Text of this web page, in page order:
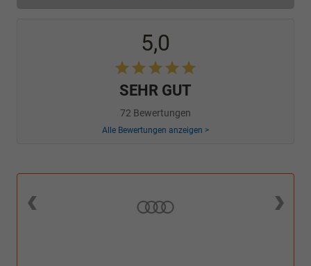
5,0
SEHR GUT
72 Bewertungen
Alle Bewertungen anzeigen >